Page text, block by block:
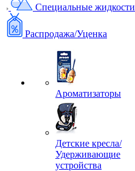
Специальные жидкости
Распродажа/Уценка
Ароматизаторы
Детские кресла/
Удерживающие
устройства